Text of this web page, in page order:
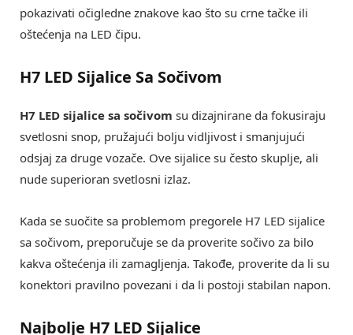
pokazivati očigledne znakove kao što su crne tačke ili
oštećenja na LED čipu.
H7 LED Sijalice Sa Sočivom
H7 LED sijalice sa sočivom su dizajnirane da fokusiraju
svetlosni snop, pružajući bolju vidljivost i smanjujući
odsjaj za druge vozače. Ove sijalice su često skuplje, ali
nude superioran svetlosni izlaz.
Kada se suočite sa problemom pregorele H7 LED sijalice
sa sočivom, preporučuje se da proverite sočivo za bilo
kakva oštećenja ili zamagljenja. Takođe, proverite da li su
konektori pravilno povezani i da li postoji stabilan napon.
Najbolje H7 LED Sijalice